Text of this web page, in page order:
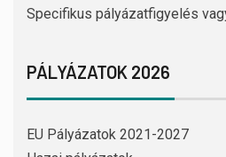
Specifikus pályázatfigyelés
PÁLYÁZATOK 2026
EU Pályázatok 2021-2027